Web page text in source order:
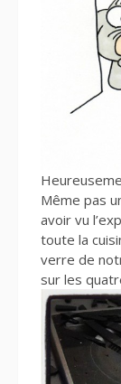
Même pas
avoir vu
toute la
verre de
sur les